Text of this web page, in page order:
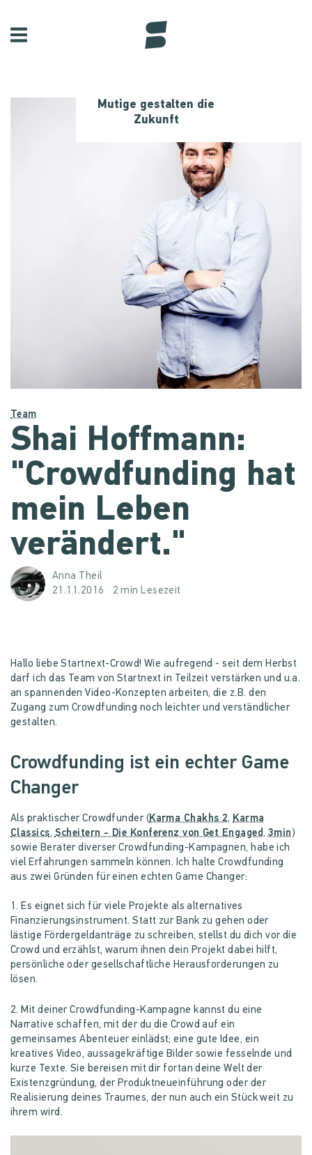
Mutige gestalten die
Zukunft
Team
Shai Hoffmann:
"Crowdfunding hat
mein Leben
verändert."
Anna Theil
21.11.2016
2 min Lesezeit
Hallo liebe Startnext-Crowd! Wie aufregend - seit dem Herbst
darf ich das Team von Startnext in Teilzeit verstärken und u.a.
an spannenden Video-Konzepten arbeiten, die z.B. den
Zugang zum Crowdfunding noch leichter und verständlicher
gestalten.
Crowdfunding ist ein echter Game
Changer
Als praktischer Crowdfunder (Karma Chakhs 2,Karma
Classics,Scheitern - Die Konferenz von Get Engaged,3min )
sowie Berater diverser Crowdfunding-Kampagnen, habe ich
viel Erfahrungen sammeln können. Ich halte Crowdfunding
aus zwei Gründen für einen echten Game Changer:
1. Es eignet sich für viele Projekte als alternatives
Finanzierungsinstrument. Statt zur Bank zu gehen oder
lästige Fördergeldanträge zu schreiben, stellst du dich vor die
Crowd und erzählst, warum ihnen dein Projekt dabei hilft,
persönliche oder gesellschaftliche Herausforderungen zu
lösen.
2. Mit deiner Crowdfunding-Kampagne kannst du eine
Narrative schaffen, mit der du die Crowd auf ein
gemeinsames Abenteuer einlädst; eine gute Idee, ein
kreatives Video, aussagekräftige Bilder sowie fesselnde und
kurze Texte. Sie bereisen mit dir fortan deine Welt der
Existenzgründung, der Produktneueinführung oder der
Realisierung deines Traumes, der nun auch ein Stück weit zu
ihrem wird.